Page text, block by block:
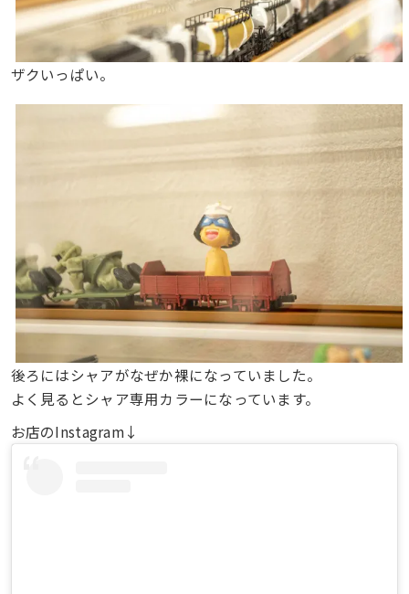
ザクいっぱい。
後ろにはシャアがなぜか裸になっていました。
よく見るとシャア専用カラーになっています。
お店のInstagram↓